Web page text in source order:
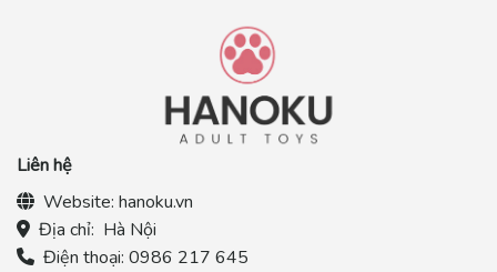
Liên hệ
Website: hanoku.vn
Địa chỉ: Hà Nội
Điện thoại: 0986 217 645